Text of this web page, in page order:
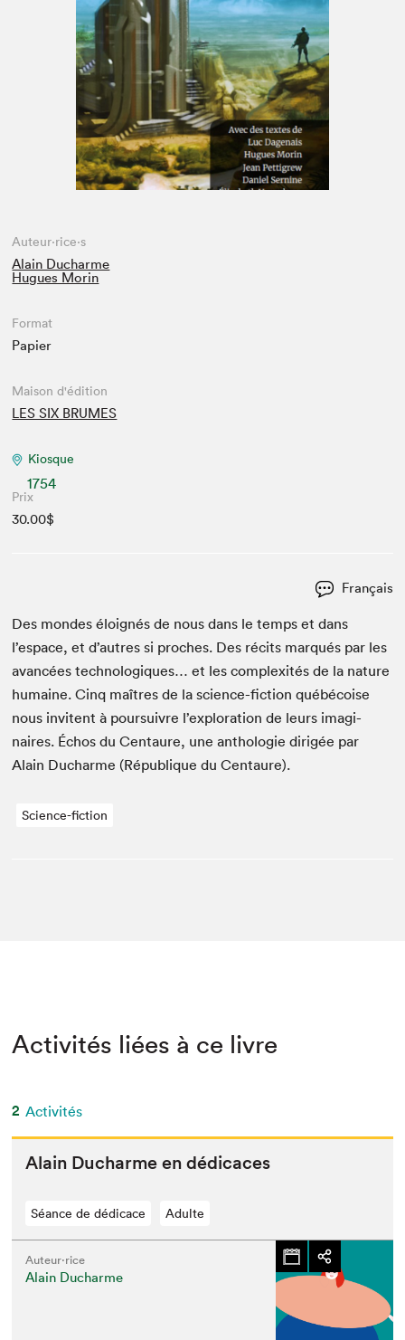
Espace enseignant·e·s
Espace pro
Auteur·rice·s
Alain Ducharme
Hugues Morin
Format
Papier
Maison d'édition
LES SIX BRUMES
Kiosque
1754
Prix
30.00$
Français
Des mon­des éloignés de nous dans le temps et dans
l’espace, et d’autres si proches. Des réc­its mar­qués par les
avancées tech­nologiques… et les com­plex­ités de la nature
humaine. Cinq maîtres de la sci­ence-fic­tion québé­coise
nous invi­tent à pour­suiv­re l’ex­plo­ration de leurs imag­i­
naires. Échos du Cen­tau­re, une antholo­gie dirigée par
Alain Ducharme (République du Centaure).
Science-fiction
Activités liées à ce livre
2 Activités
Alain Ducharme en dédicaces
Séance de dédicace Adulte
Auteur·rice
Alain Ducharme